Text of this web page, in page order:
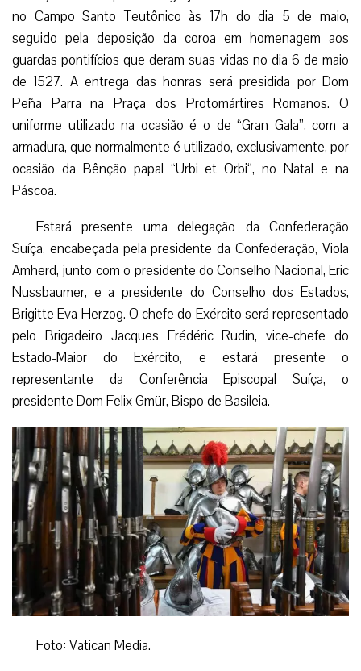
no Campo Santo Teutônico às 17h do dia 5 de maio,
seguido pela deposição da coroa em homenagem aos
guardas pontifícios que deram suas vidas no dia 6 de maio
de 1527. A entrega das honras será presidida por Dom
Peña Parra na Praça dos Protomártires Romanos. O
uniforme utilizado na ocasião é o de “Gran Gala”, com a
armadura, que normalmente é utilizado, exclusivamente, por
ocasião da Bênção papal “Urbi et Orbi“, no Natal e na
Páscoa.
Estará presente uma delegação da Confederação
Suíça, encabeçada pela presidente da Confederação, Viola
Amherd, junto com o presidente do Conselho Nacional, Eric
Nussbaumer, e a presidente do Conselho dos Estados,
Brigitte Eva Herzog. O chefe do Exército será representado
pelo Brigadeiro Jacques Frédéric Rüdin, vice-chefe do
Estado-Maior do Exército, e estará presente o
representante da Conferência Episcopal Suíça, o
presidente Dom Felix Gmür, Bispo de Basileia.
Foto: Vatican Media.